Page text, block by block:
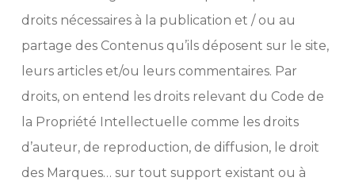
droits nécessaires à la publication et / ou au
partage des Contenus qu’ils déposent sur le site,
leurs articles et/ou leurs commentaires. Par
droits, on entend les droits relevant du Code de
la Propriété Intellectuelle comme les droits
d’auteur, de reproduction, de diffusion, le droit
des Marques… sur tout support existant ou à